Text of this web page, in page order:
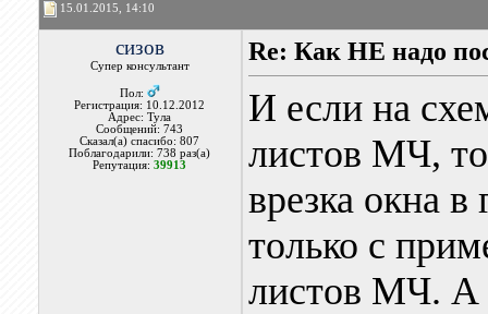
15.01.2015, 14:10
сизов
Супер консультант
Пол:
Регистрация: 10.12.2012
Адрес: Тула
Сообщений: 743
Сказал(а) спасибо: 807
Поблагодарили: 738 раз(а)
Репутация:39913
Re: Как НЕ надо
И если на
листов МЧ,
врезка окна
только с
листов МЧ. А